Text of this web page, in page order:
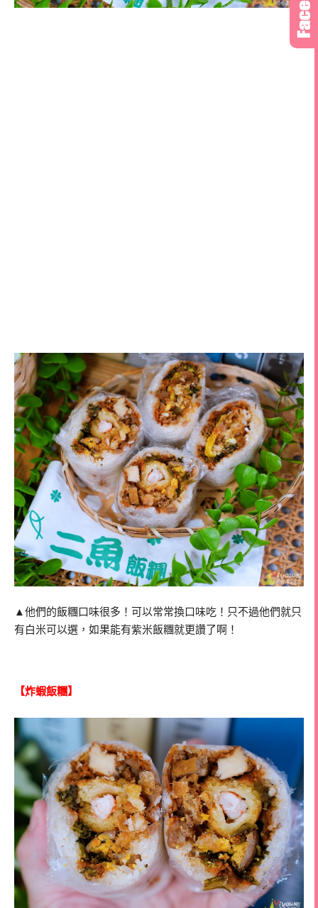
▲他們的飯糰口味很多！可以常常換口味吃！只不過他們就只
有白米可以選，如果能有紫米飯糰就更讚了啊！
【炸蝦飯糰】